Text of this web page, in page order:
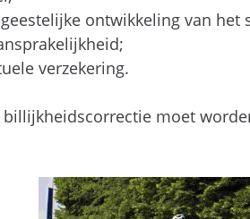
ontwikkeling van het
verzekering.
moet